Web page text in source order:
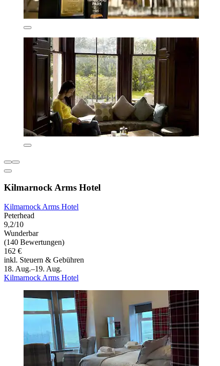
Kilmarnock Arms Hotel
Kilmarnock Arms Hotel
Peterhead
9,2/10
Wunderbar
(140 Bewertungen)
162 €
inkl. Steuern & Gebühren
18. Aug.–19. Aug.
Kilmarnock Arms Hotel